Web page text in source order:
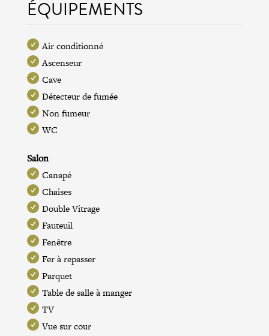
ÉQUIPEMENTS
Air conditionné
Ascenseur
Cave
Détecteur de fumée
Non fumeur
WC
Salon
Canapé
Chaises
Double Vitrage
Fauteuil
Fenêtre
Fer à repasser
Parquet
Table de salle à manger
TV
Vue sur cour